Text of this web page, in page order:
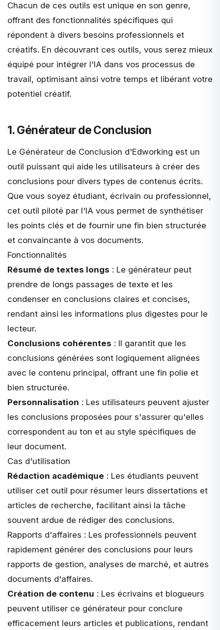
Chacun de ces outils est unique en son genre,
offrant des fonctionnalités spécifiques qui
répondent à divers besoins professionnels et
créatifs. En découvrant ces outils, vous serez mieux
équipé pour intégrer l'IA dans vos processus de
travail, optimisant ainsi votre temps et libérant votre
potentiel créatif.
1. Générateur de Conclusion
Le Générateur de Conclusion d'Edworking est un
outil puissant qui aide les utilisateurs à créer des
conclusions pour divers types de contenus écrits.
Que vous soyez étudiant, écrivain ou professionnel,
cet outil piloté par l'IA vous permet de synthétiser
les points clés et de fournir une fin bien structurée
et convaincante à vos documents.
Fonctionnalités
Résumé de textes longs : Le générateur peut
prendre de longs passages de texte et les
condenser en conclusions claires et concises,
rendant ainsi les informations plus digestes pour le
lecteur.
Conclusions cohérentes : Il garantit que les
conclusions générées sont logiquement alignées
avec le contenu principal, offrant une fin polie et
bien structurée.
Personnalisation : Les utilisateurs peuvent ajuster
les conclusions proposées pour s'assurer qu'elles
correspondent au ton et au style spécifiques de
leur document.
Cas d'utilisation
Rédaction académique : Les étudiants peuvent
utiliser cet outil pour résumer leurs dissertations et
articles de recherche, facilitant ainsi la tâche
souvent ardue de rédiger des conclusions.
Rapports d'affaires : Les professionnels peuvent
rapidement générer des conclusions pour leurs
rapports de gestion, analyses de marché, et autres
documents d'affaires.
Création de contenu : Les écrivains et blogueurs
peuvent utiliser ce générateur pour conclure
efficacement leurs articles et publications, rendant